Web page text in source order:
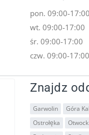
pon. 09:00-17:00
wt. 09:00-17:00
śr. 09:00-17:00
czw. 09:00-17:00
Znajdz
Garwolin Góra
Ostrołęka
Otwock